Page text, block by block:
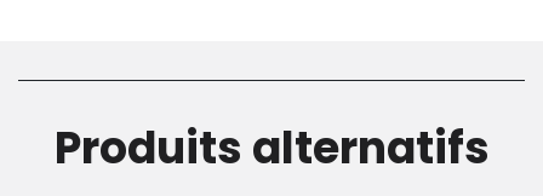
Produits alternatifs